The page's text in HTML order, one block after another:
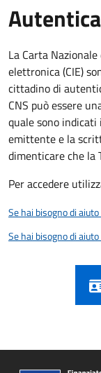
La Carta
elettronica (CIE)
cittadino di
CNS può essere
quale sono
emittente e la
dimenticare che la
Per accedere
Se hai bisogno di aiuto
Se hai bisogno di aiuto